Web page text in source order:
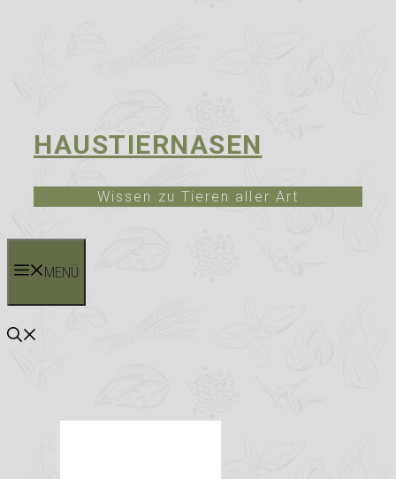
HAUSTIERNASEN
Wissen zu Tieren aller Art
MENÜ